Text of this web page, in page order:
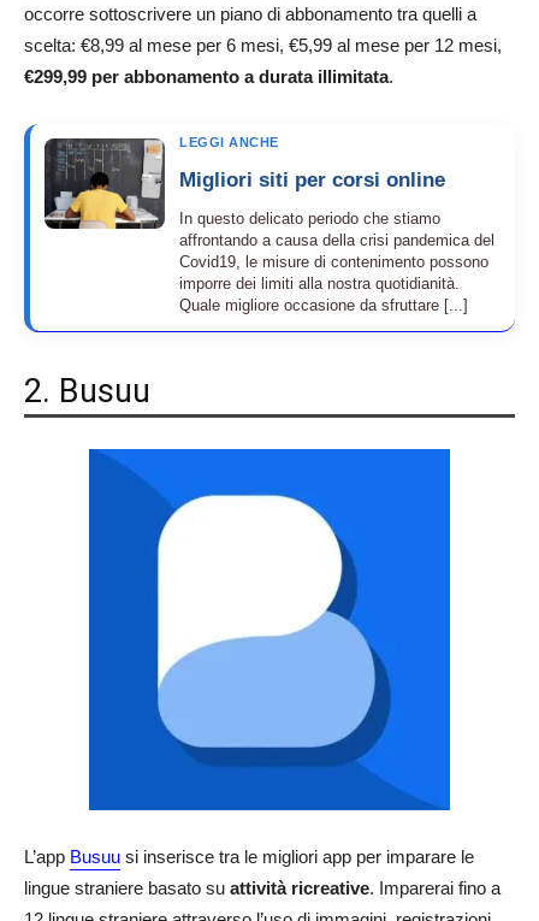
occorre sottoscrivere un piano di abbonamento tra quelli a
scelta: €8,99 al mese per 6 mesi, €5,99 al mese per 12 mesi,
€299,99 per abbonamento a durata illimitata.
LEGGI ANCHE
Migliori siti per corsi online
In questo delicato periodo che stiamo
affrontando a causa della crisi pandemica del
Covid19, le misure di contenimento possono
imporre dei limiti alla nostra quotidianità.
Quale migliore occasione da sfruttare [...]
2. Busuu
L’app Busuu si inserisce tra le migliori app per imparare le
lingue straniere basato su attività ricreative. Imparerai fino a